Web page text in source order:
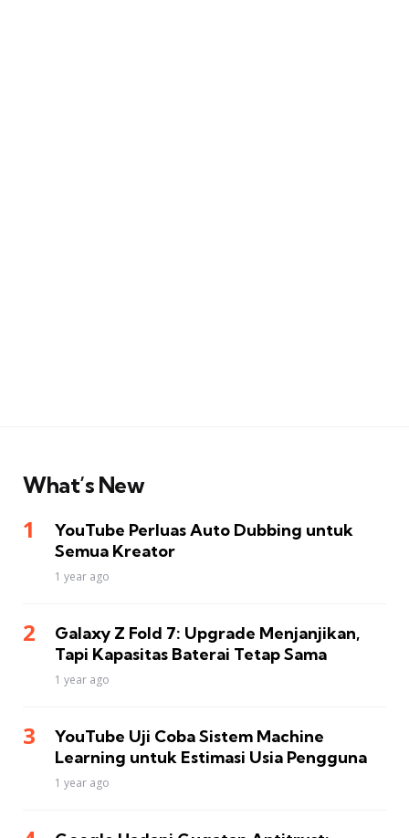
What’s New
YouTube Perluas Auto Dubbing untuk
Semua Kreator
1 year ago
Galaxy Z Fold 7: Upgrade Menjanjikan,
Tapi Kapasitas Baterai Tetap Sama
1 year ago
YouTube Uji Coba Sistem Machine
Learning untuk Estimasi Usia Pengguna
1 year ago